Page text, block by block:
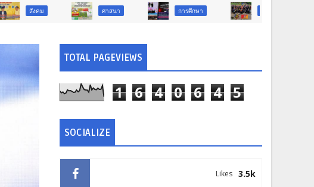
ศาสนา การศึกษา สังคม
TOTAL PAGEVIEWS
1 6 4 0 6 4 5
SOCIALIZE
3.5k
Likes